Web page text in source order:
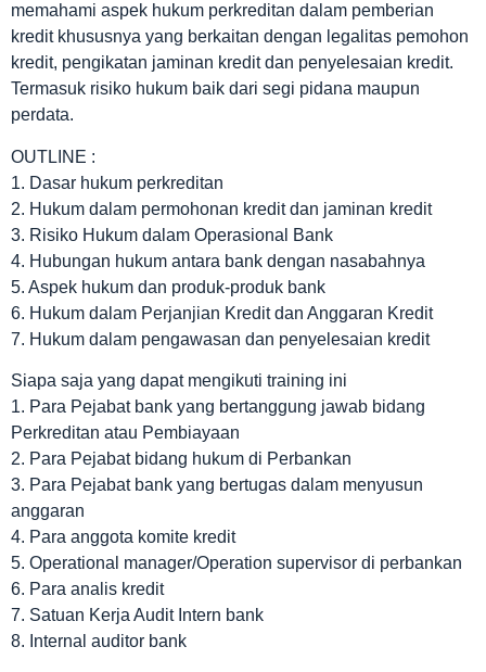
memahami aspek hukum perkreditan dalam pemberian
kredit khususnya yang berkaitan dengan legalitas pemohon
kredit, pengikatan jaminan kredit dan penyelesaian kredit.
Termasuk risiko hukum baik dari segi pidana maupun
perdata.
OUTLINE :
1. Dasar hukum perkreditan
2. Hukum dalam permohonan kredit dan jaminan kredit
3. Risiko Hukum dalam Operasional Bank
4. Hubungan hukum antara bank dengan nasabahnya
5. Aspek hukum dan produk-produk bank
6. Hukum dalam Perjanjian Kredit dan Anggaran Kredit
7. Hukum dalam pengawasan dan penyelesaian kredit
Siapa saja yang dapat mengikuti training ini
1. Para Pejabat bank yang bertanggung jawab bidang
Perkreditan atau Pembiayaan
2. Para Pejabat bidang hukum di Perbankan
3. Para Pejabat bank yang bertugas dalam menyusun
anggaran
4. Para anggota komite kredit
5. Operational manager/Operation supervisor di perbankan
6. Para analis kredit
7. Satuan Kerja Audit Intern bank
8. Internal auditor bank